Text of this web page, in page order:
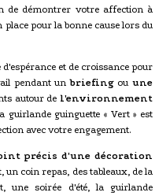
de démontrer votre affection à
place pour la bonne cause lors du
et de croissance pour
pendant unbriefingouune
autour de l'environnement
guirlande guinguette « Vert » est
avec votre engagement.
précis d'une décoration
coin repas, des tableaux, de la
une soirée d'été, la guirlande